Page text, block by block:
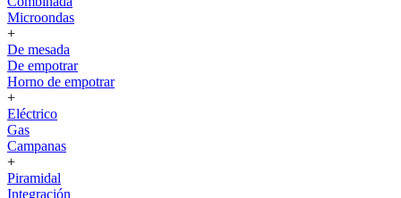
Microondas
+
De mesada
De empotrar
Horno de empotrar
+
Eléctrico
Gas
Campanas
+
Piramidal
Integración